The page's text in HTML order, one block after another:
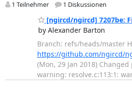
1 Teilnehmer 1 Diskussionen
[ngircd/ngircd] 7207be:
by Alexander Barton
Branch: refs/heads/master
https://github.com/ngircd/
(Mon, 29 Jan 2018)
warning: resolve.c:113:1: